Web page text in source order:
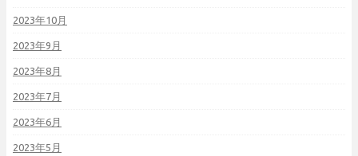
2023年10月
2023年9月
2023年8月
2023年7月
2023年6月
2023年5月